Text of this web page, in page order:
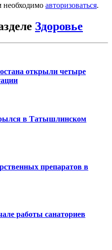
необходимо авторизоваться.
Здоровье
открыли четыре
в Татышлинском
препаратов в
работы санаториев